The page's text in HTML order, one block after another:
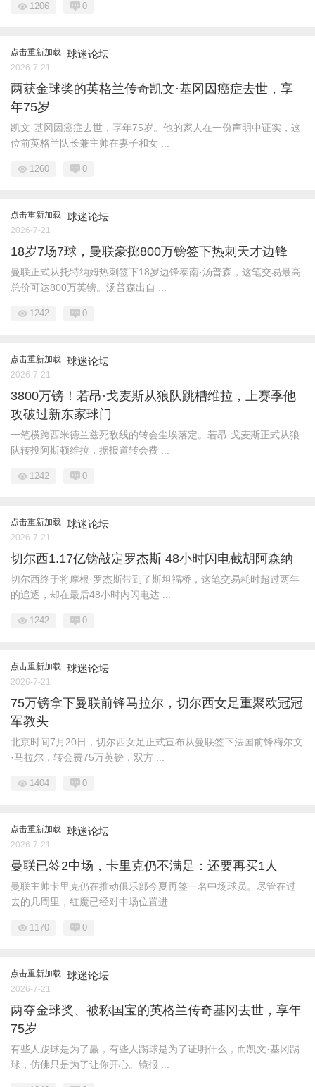
1206 0
点击重新加载 球迷论坛
2026-7-21
两获金球奖的英格兰传奇凯文·基冈因癌症去世，享
年75岁
凯文·基冈因癌症去世，享年75岁。他的家人在一份声明中证实，这
位前英格兰队长兼主帅在妻子和女 ...
1260 0
点击重新加载 球迷论坛
2026-7-21
18岁7场7球，曼联豪掷800万镑签下热刺天才边锋
曼联正式从托特纳姆热刺签下18岁边锋泰南·汤普森，这笔交易最高
总价可达800万英镑。汤普森出自 ...
1242 0
点击重新加载 球迷论坛
2026-7-21
3800万镑！若昂·戈麦斯从狼队跳槽维拉，上赛季他
攻破过新东家球门
一笔横跨西米德兰兹死敌线的转会尘埃落定。若昂·戈麦斯正式从狼
队转投阿斯顿维拉，据报道转会费 ...
1242 0
点击重新加载 球迷论坛
2026-7-21
切尔西1.17亿镑敲定罗杰斯 48小时闪电截胡阿森纳
切尔西终于将摩根·罗杰斯带到了斯坦福桥，这笔交易耗时超过两年
的追逐，却在最后48小时内闪电达 ...
1242 0
点击重新加载 球迷论坛
2026-7-21
75万镑拿下曼联前锋马拉尔，切尔西女足重聚欧冠冠
军教头
北京时间7月20日，切尔西女足正式宣布从曼联签下法国前锋梅尔文
·马拉尔，转会费75万英镑，双方 ...
1404 0
点击重新加载 球迷论坛
2026-7-21
曼联已签2中场，卡里克仍不满足：还要再买1人
曼联主帅卡里克仍在推动俱乐部今夏再签一名中场球员。尽管在过
去的几周里，红魔已经对中场位置进 ...
1170 0
点击重新加载 球迷论坛
2026-7-21
两夺金球奖、被称国宝的英格兰传奇基冈去世，享年
75岁
有些人踢球是为了赢，有些人踢球是为了证明什么，而凯文·基冈踢
球，仿佛只是为了让你开心。镜报 ...